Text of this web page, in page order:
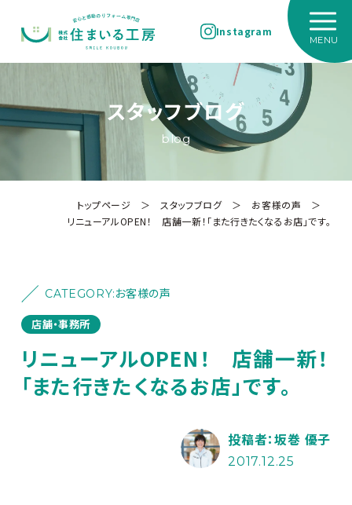
Instagram
スタッフブログ
blog
トップページ ＞ スタッフブログ＞ お客様の声 ＞
リニューアルOPEN！ 店舗一新！「また行きたくなるお店」です。
CATEGORY:お客様の声
店舗・事務所
リニューアルOPEN！ 店舗一新！
「また行きたくなるお店」です。
投稿者：坂巻 優子
2017.12.25